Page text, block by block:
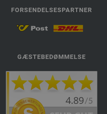
FORSENDELSESPARTNER
GÆSTEBEDØMMELSE